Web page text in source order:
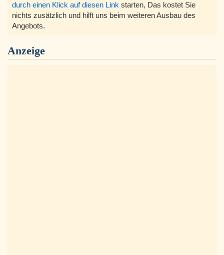
durch einen Klick auf diesen Link starten, Das kostet Sie
nichts zusätzlich und hilft uns beim weiteren Ausbau des
Angebots.
Anzeige